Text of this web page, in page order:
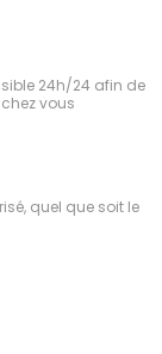
24h/24 afin de
vous
quel que soit le